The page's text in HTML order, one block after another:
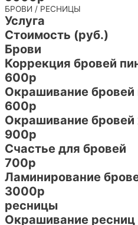
БРОВИ / РЕСНИЦЫ
Услуга
Стоимость (руб.)
Брови
Коррекция бровей
600р
Окрашивание бровей
600р
Окрашивание бровей
900р
Счастье для бровей
700р
Ламинирование
3000р
ресницы
Окрашивание ресниц